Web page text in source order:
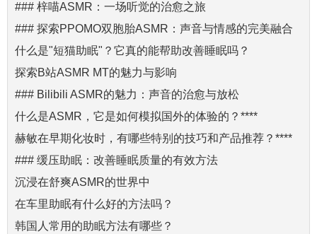
### 梓喵ASMR：一场听觉的治愈之旅
### 探索PPOMO双胞胎ASMR：声音与情感的完美融合
什么是"短猫助眠"？它真的能帮助改善睡眠吗？
探索B站ASMR MT的魅力与影响
### Bilibili ASMR的魅力：声音的治愈与放松
什么是ASMR，它是如何模拟国外的体验的？****
赫敏在早期化妆时，有哪些特别的技巧和产品推荐？****
### 缓压助眠：改善睡眠质量的有效方法
沉浸在舒爽ASMR的世界中
在车里助眠有什么好的方法吗？
韩国人常用的助眠方法有哪些？